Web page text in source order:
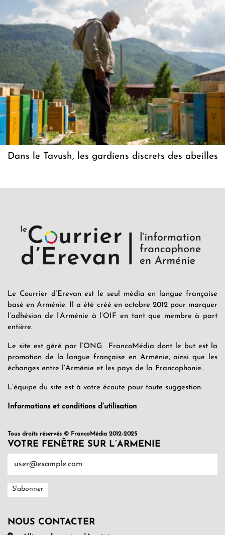
Dans le Tavush, les gardiens discrets des abeilles
Le Courrier d’Erevan est le seul média en langue française
basé en Arménie. Il a été créé en octobre 2012 pour marquer
l’adhésion de l’Arménie à l’OIF en tant que membre à part
entière.
Le site est géré par l’ONG FrancoMédia dont le but est la
promotion de la langue française en Arménie, ainsi que les
échanges entre l’Arménie et les pays de la Francophonie.
L’équipe du site est à votre écoute pour toute suggestion.
Informations et conditions d’utilisation
Tous droits réservés © FrancoMédia 2012-2025
VOTRE FENÊTRE SUR L’ARMENIE
NOUS CONTACTER